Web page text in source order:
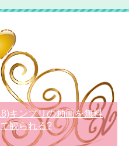
キンプリの動画を無料
観られる?